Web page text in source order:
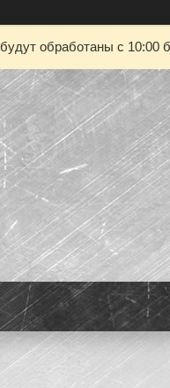
обработаны с 10:00